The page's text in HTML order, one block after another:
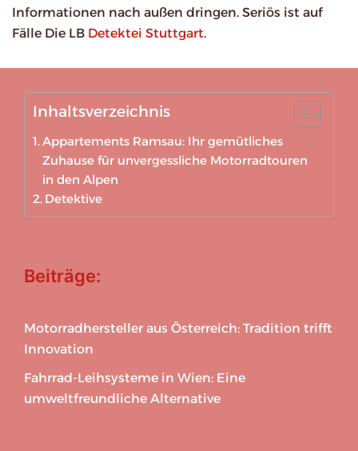
Informationen nach außen dringen. Seriös ist auf
Fälle Die LB Detektei Stuttgart.
Inhaltsverzeichnis
Appartements Ramsau: Ihr gemütliches
Zuhause für unvergessliche Motorradtouren
in den Alpen
Detektive
Beiträge:
Motorradhersteller aus Österreich: Tradition trifft
Innovation
Fahrrad-Leihsysteme in Wien: Eine
umweltfreundliche Alternative